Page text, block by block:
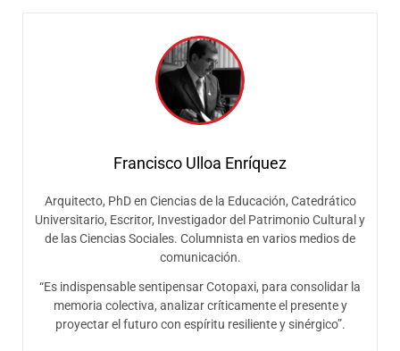
Francisco Ulloa Enríquez
Arquitecto, PhD en Ciencias de la Educación, Catedrático
Universitario, Escritor, Investigador del Patrimonio Cultural y
de las Ciencias Sociales. Columnista en varios medios de
comunicación.
“Es indispensable sentipensar Cotopaxi, para consolidar la
memoria colectiva, analizar críticamente el presente y
proyectar el futuro con espíritu resiliente y sinérgico”.